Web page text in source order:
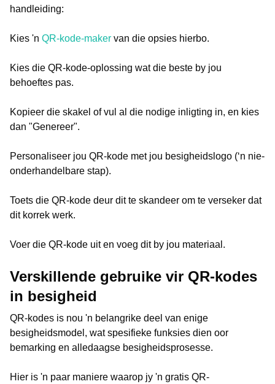
handleiding:
Kies 'n QR-kode-maker van die opsies hierbo.
Kies die QR-kode-oplossing wat die beste by jou
behoeftes pas.
Kopieer die skakel of vul al die nodige inligting in, en kies
dan "Genereer".
Personaliseer jou QR-kode met jou besigheidslogo (‘n nie-
onderhandelbare stap).
Toets die QR-kode deur dit te skandeer om te verseker dat
dit korrek werk.
Voer die QR-kode uit en voeg dit by jou materiaal.
Verskillende gebruike vir QR-kodes
in besigheid
QR-kodes is nou 'n belangrike deel van enige
besigheidsmodel, wat spesifieke funksies dien oor
bemarking en alledaagse besigheidsprosesse.
Hier is 'n paar maniere waarop jy 'n gratis QR-